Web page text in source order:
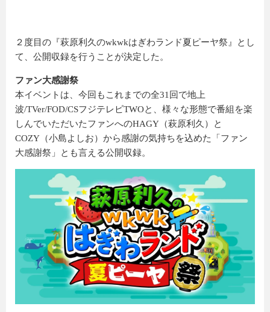
２度目の『萩原利久のwkwkはぎわランド夏ピーヤ祭』とし
て、公開収録を行うことが決定した。
ファン大感謝祭
本イベントは、今回もこれまでの全31回で地上
波/TVer/FOD/CSフジテレビTWOと、様々な形態で番組を楽
しんでいただいたファンへのHAGY（萩原利久）と
COZY（小島よしお）から感謝の気持ちを込めた「ファン
大感謝祭」とも言える公開収録。